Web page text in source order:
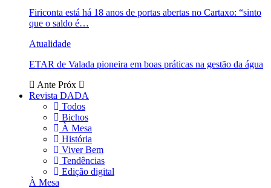
Firiconta está há 18 anos de portas abertas no Cartaxo: “sinto
que o saldo é…
Atualidade
ETAR de Valada pioneira em boas práticas na gestão da água
Ante Próx
Revista DADA
Todos
Bichos
À Mesa
História
Viver Bem
Tendências
Edição digital
À Mesa